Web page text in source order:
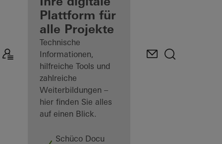
Mein
Arbeitsplatz
kennenlernen
Plattform für
alle Projekte
Technische
Informationen,
hilfreiche Tools und
zahlreiche
Weiterbildungen –
hier finden Sie alles
auf einen Blick.
Schüco Docu